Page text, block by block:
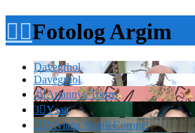
Fotolog Argim
Davegrhol
Davegrhol
3Ariannys Torres
3Ysaa
2Viviana Natali Coronel